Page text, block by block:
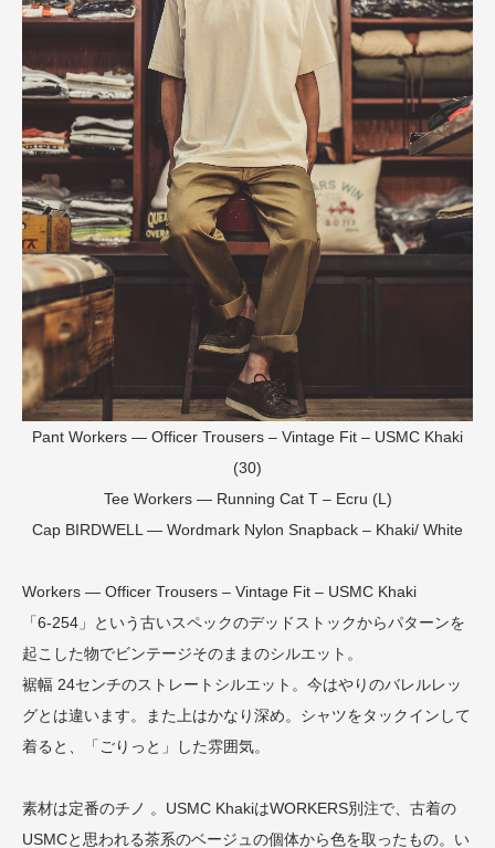
Pant Workers — Officer Trousers – Vintage Fit – USMC Khaki
(30)
Tee Workers — Running Cat T – Ecru (L)
Cap BIRDWELL — Wordmark Nylon Snapback – Khaki/ White
Workers — Officer Trousers – Vintage Fit – USMC Khaki
「6-254」という古いスペックのデッドストックからパターンを
起こした物でビンテージそのままのシルエット。
裾幅 24センチのストレートシルエット。今はやりのバレルレッ
グとは違います。また上はかなり深め。シャツをタックインして
着ると、「ごりっと」した雰囲気。
素材は定番のチノ 。USMC KhakiはWORKERS別注で、古着の
USMCと思われる茶系のベージュの個体から色を取ったもの。い